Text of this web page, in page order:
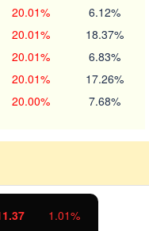
20.01% 6.12%
20.01% 18.37%
20.01% 6.83%
20.01% 17.26%
20.00% 7.68%
1.01%